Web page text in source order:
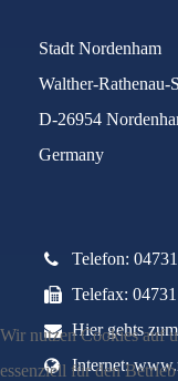
Stadt Nordenham
Walther-Rathenau-
D-26954
Germany
Telefon:
Telefax:
Hier gehts
Internet:
Wir nutzen Cookies auf
essenziell für den